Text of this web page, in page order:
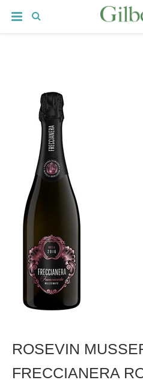
ROSEVIN
FRECCIANERA